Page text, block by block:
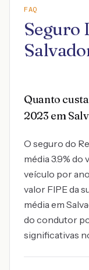
FAQ
Seguro
Quanto
2023 em
O seguro do
média 3.9% do
veículo por
valor FIPE da
média em
do condutor
significativas